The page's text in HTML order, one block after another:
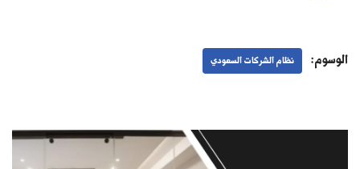
الوسوم: نظام الشركات السعودي